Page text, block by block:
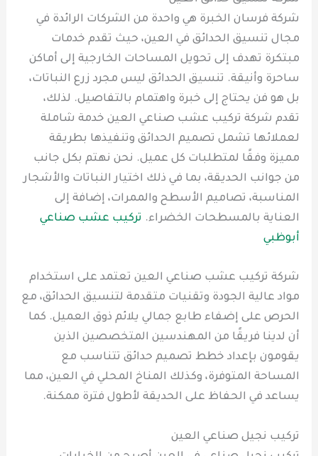
شركة فرسان الخبرة هي واحدة من الشركات الرائدة في
مجال تنسيق الحدائق في العين، حيث تقدم خدمات
مبتكرة تهدف إلى تحويل المساحات الخارجية إلى أماكن
ساحرة وأنيقة. تنسيق الحدائق ليس مجرد زرع النباتات،
بل هو فن يحتاج إلى خبرة واهتمام بالتفاصيل. لذلك،
تقدم شركة تركيب عشب صناعي العين خدمة شاملة
لعملائها تشمل تصميم الحدائق وتنفيذها بطريقة
مميزة وفقًا لمتطلبات كل عميل. نحن نهتم بكل جانب
من جوانب الحديقة، بما في ذلك اختيار النباتات والأشجار
المناسبة، تصاميم الأسطح والممرات، إضافة إلى
العناية بالمسطحات الخضراء. تركيب عشب صناعي
أبوظبي
شركة تركيب عشب صناعي العين تعتمد على استخدام
مواد عالية الجودة وتقنيات متقدمة لتنسيق الحدائق، مع
الحرص على إضفاء طابع جمالي يلائم ذوق العميل. كما
أن لدينا فريقًا من المهندسين المتخصصين الذين
يقومون بإعداد خطط تصميم حدائق تتناسب مع
المساحة المتوفرة، وكذلك المناخ المحلي في العين، مما
يساعد في الحفاظ على الحديقة لأطول فترة ممكنة.
تركيب نجيل صناعي العين